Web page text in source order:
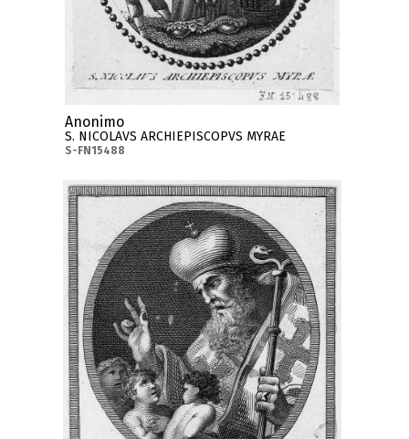
Anonimo
S. NICOLAVS ARCHIEPISCOPVS MYRAE
S-FN15488